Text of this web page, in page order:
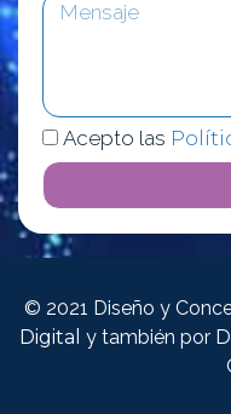
Acepto las
© 2021 Diseño y
Digital y también por